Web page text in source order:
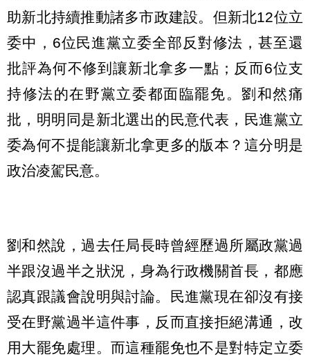
助新北持續推動諸多市政建設。但新北12位立
委中，6位民進黨立委全部反對修法，甚至還
批評為何不修到讓新北拿多一點；反而6位支
持修法的在野黨立委都面臨罷免。劉和然痛
批，明明同是新北選出的民意代表，民進黨立
委為何不提能讓新北拿更多的版本？這分明是
政治凌駕民意。
劉和然說，過去任局長時曾經歷過所屬政黨過
半跟沒過半之狀況，身為行政機關首長，都應
認真跟議會說明與討論。民進黨現在卻沒有接
受在野黨過半這件事，反而直接拒絕溝通，改
用大罷免處理。而這種罷免也不是對特定立委